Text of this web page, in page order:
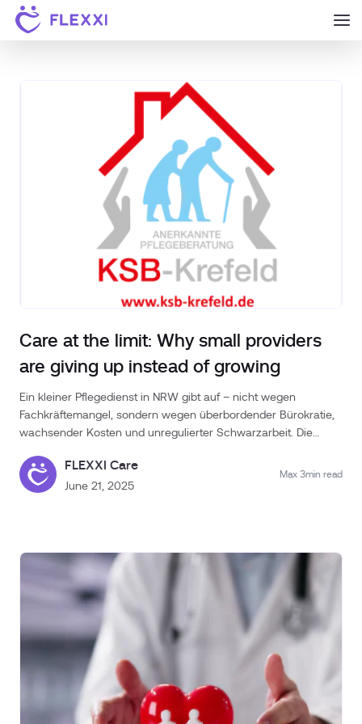
Care at the limit: Why small providers
are giving up instead of growing
Ein kleiner Pflegedienst in NRW gibt auf – nicht wegen
Fachkräftemangel, sondern wegen überbordender Bürokratie,
wachsender Kosten und unregulierter Schwarzarbeit. Die
ins Gegenteil umschlägt: Statt Unterstützung bleibt Frust.
Pflegeberatung ersetzt Alltagshilfe – eine pragmatische
Alltagshelfer und ambulante Dienste gefragter denn je. Doch
die Realität sieht oft anders aus. Der Fall von Carsten Breuer,
Gründer des kleinen Pflegedienstleisters KSB (Krefelder
Senioren-Betreuun) aus Nordrhein-Westfalen, zeigt, warum
selbst engagierte Unternehmer die Reißleine ziehen – und das
trotz voller Auftragsbücher.131 Euro Entlastungsbetrag: Viel
Papier für wenig HilfeKSB bietet sogenannte Alltagsbegleitung
an – eine Leistung, die über den Entlastungsbetrag von 131 €
monatlich für Pflegebedürftige finanziert werden kann. Doch
bis dieser Betrag tatsächlich dort ankommt, wo er gebraucht
FLEXXI Care
June 21, 2025
Max 3min read